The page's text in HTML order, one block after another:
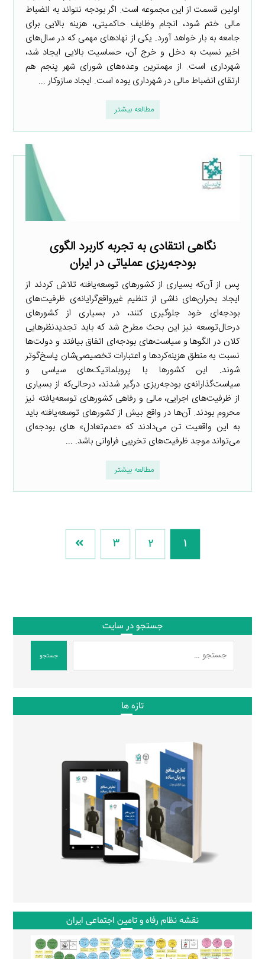
اولین قسمت از این مجموعه است. اگر بودجه نتواند به انضباط
مالی ختم شود، انجام وظایف حاکمیتی، هزینه بالایی برای
جامعه به بار خواهد آورد. یکی از نهادهای مهمی که در سال‌های
اخیر نسبت به دخل و خرج آن، حساسیت بالایی ایجاد شد،
شهرداری است. از مهمترین وعده‌های شورای شهر پنجم هم
ارتقای انضباط مالی در شهرداری بوده است. ایجاد سازوکار ...
مطالعه بیشتر
نگاهی انتقادی به تجربه کاربرد الگوی
بودجه‌ریزی عملیاتی در ایران
پس از آن‌که بسیاری از کشورهای توسعه‌یافته تلاش کردند از
ایجاد بحران‌های ناشی از تنظیم غیرواقع‌گرایانه‌ی ظرفیت‌های
بودجه‌ای خود جلوگیری کنند، در بسیاری از کشورهای
درحال‌توسعه نیز این بحث مطرح شد که باید تجدیدنظرهایی
کلان در الگوها و سیاست‌های بودجه‌ای اتفاق بیافتد و دولت‌ها
نسبت به منطق هزینه‌کردها و اعتبارات تخصیصی‌شان پاسخ‌گوتر
شوند. این کشورها با پروبلماتیک‌های سیاسی و
سیاست‌گذارانه‌ی بودجه‌ریزی درگیر شدند، درحالی‌که از بسیاری
از ظرفیت‌های اجرایی، مالی و رفاهی کشورهای توسعه‌یافته نیز
محروم بودند. آن‌ها در واقع بیش از کشورهای توسعه‌یافته باید
به این واقعیت تن می‌دادند که «عدم‌تعادل» های بودجه‌ای
می‌تواند موجد ظرفیت‌های تخریبی فراوانی باشد. ...
مطالعه بیشتر
1
2
3
جستجو در سایت
جستجو
تازه ها
نقشه نظام رفاه و تامین اجتماعی ایران